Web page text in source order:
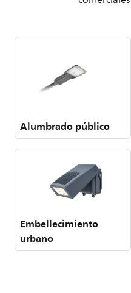
Alumbrado público
Embellecimiento
urbano